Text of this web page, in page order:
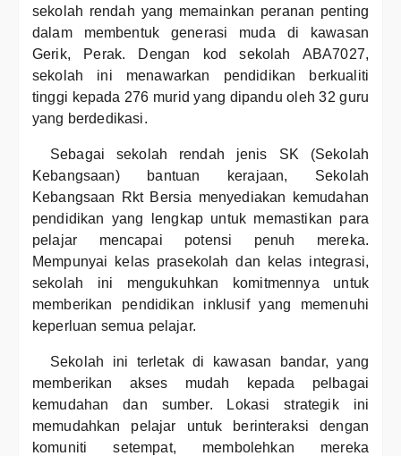
sekolah rendah yang memainkan peranan penting
dalam membentuk generasi muda di kawasan
Gerik, Perak. Dengan kod sekolah ABA7027,
sekolah ini menawarkan pendidikan berkualiti
tinggi kepada 276 murid yang dipandu oleh 32 guru
yang berdedikasi.
Sebagai sekolah rendah jenis SK (Sekolah
Kebangsaan) bantuan kerajaan, Sekolah
Kebangsaan Rkt Bersia menyediakan kemudahan
pendidikan yang lengkap untuk memastikan para
pelajar mencapai potensi penuh mereka.
Mempunyai kelas prasekolah dan kelas integrasi,
sekolah ini mengukuhkan komitmennya untuk
memberikan pendidikan inklusif yang memenuhi
keperluan semua pelajar.
Sekolah ini terletak di kawasan bandar, yang
memberikan akses mudah kepada pelbagai
kemudahan dan sumber. Lokasi strategik ini
memudahkan pelajar untuk berinteraksi dengan
komuniti setempat, membolehkan mereka